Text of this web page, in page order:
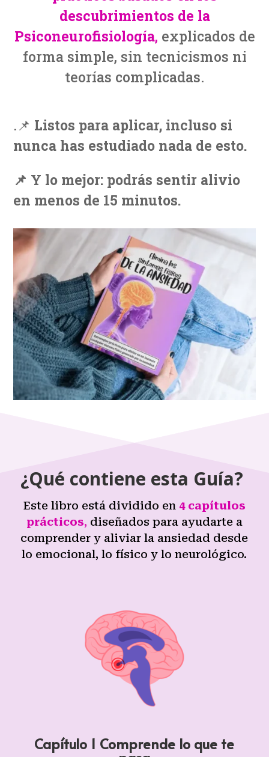
descubrimientos de la
Psiconeurofisiología, explicados de
forma simple, sin tecnicismos ni
teorías complicadas.
.📌 Listos para aplicar, incluso si
nunca has estudiado nada de esto.
📌 Y lo mejor: podrás sentir alivio
en menos de 15 minutos.
¿Qué contiene esta Guía?
Este libro está dividido en 4 capítulos
prácticos, diseñados para ayudarte a
comprender y aliviar la ansiedad desde
lo emocional, lo físico y lo neurológico.
Capítulo 1 Comprende lo que te